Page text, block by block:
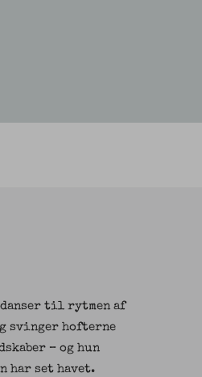
til rytmen af
svinger hofterne
– og hun
har set havet.